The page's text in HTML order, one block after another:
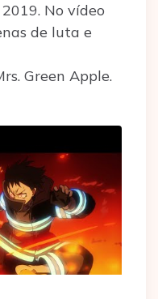
No vídeo
de luta e
Green Apple.